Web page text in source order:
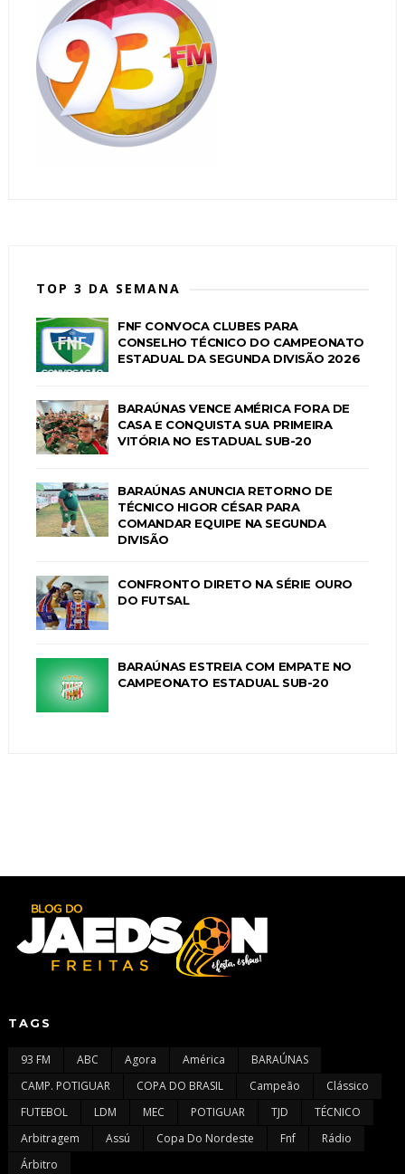
TOP 3 DA SEMANA
FNF CONVOCA CLUBES PARA
CONSELHO TÉCNICO DO CAMPEONATO
ESTADUAL DA SEGUNDA DIVISÃO 2026
BARAÚNAS VENCE AMÉRICA FORA DE
CASA E CONQUISTA SUA PRIMEIRA
VITÓRIA NO ESTADUAL SUB-20
BARAÚNAS ANUNCIA RETORNO DE
TÉCNICO HIGOR CÉSAR PARA
COMANDAR EQUIPE NA SEGUNDA
DIVISÃO
CONFRONTO DIRETO NA SÉRIE OURO
DO FUTSAL
BARAÚNAS ESTREIA COM EMPATE NO
CAMPEONATO ESTADUAL SUB-20
TAGS
93 FM ABC Agora América
BARAÚNAS
CAMP. POTIGUAR
COPA DO BRASIL Campeão
Clássico
FUTEBOL
LDM MEC POTIGUAR TJD
TÉCNICO
Arbitragem
Assú Copa Do Nordeste Fnf
Rádio
Árbitro